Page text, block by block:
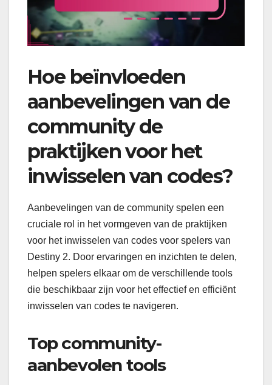
Hoe beïnvloeden
aanbevelingen van de
community de
praktijken voor het
inwisselen van codes?
Aanbevelingen van de community spelen een
cruciale rol in het vormgeven van de praktijken
voor het inwisselen van codes voor spelers van
Destiny 2. Door ervaringen en inzichten te delen,
helpen spelers elkaar om de verschillende tools
die beschikbaar zijn voor het effectief en efficiënt
inwisselen van codes te navigeren.
Top community-
aanbevolen tools